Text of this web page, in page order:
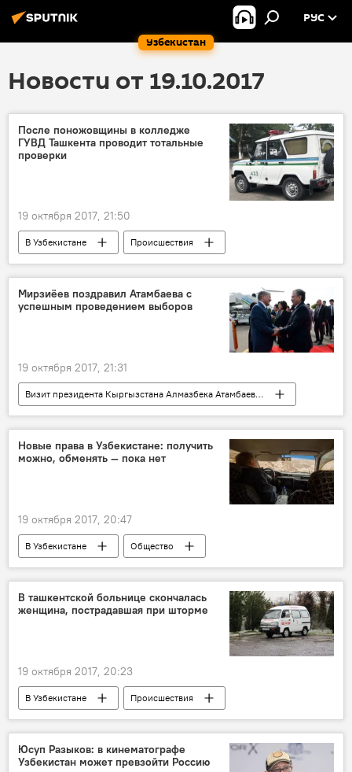
Узбекистан
РУС
Новости от 19.10.2017
После поножовщины в колледже
ГУВД Ташкента проводит тотальные
проверки
19 октября 2017, 21:50
В Узбекистане
Происшествия
Общество
События Ташкента
Ташкент
ГУВД Ташкента
Мирзиёев поздравил Атамбаева с
успешным проведением выборов
19 октября 2017, 21:31
Визит президента Кыргызстана Алмазбека Атамбаева в Узбекистан
Узбекистан
Кыргызстан
Шавкат Мирзиёев
Алмазбек Атамбаев
Сооронбай Жээнбеков
Новые права в Узбекистане: получить
можно, обменять — пока нет
19 октября 2017, 20:47
В Узбекистане
Общество
Узбекистан
ГУВД Ташкента
В ташкентской больнице скончалась
женщина, пострадавшая при шторме
19 октября 2017, 20:23
В Узбекистане
Происшествия
События Ташкента
Ташкент
МЧС Узбекистана
Юсуп Разыков: в кинематографе
Узбекистан может превзойти Россию